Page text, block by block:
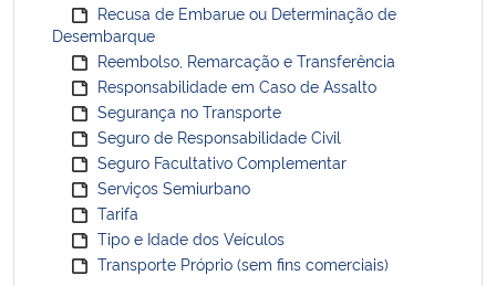
Recusa de Embarue ou Determinação de
Desembarque
Reembolso, Remarcação e Transferência
Responsabilidade em Caso de Assalto
Segurança no Transporte
Seguro de Responsabilidade Civil
Seguro Facultativo Complementar
Serviços Semiurbano
Tarifa
Tipo e Idade dos Veículos
Transporte Próprio (sem fins comerciais)